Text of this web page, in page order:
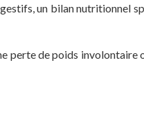
un bilan nutritionnel
perte de poids involontaire